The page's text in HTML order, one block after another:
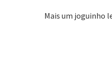
Mais um joguinho